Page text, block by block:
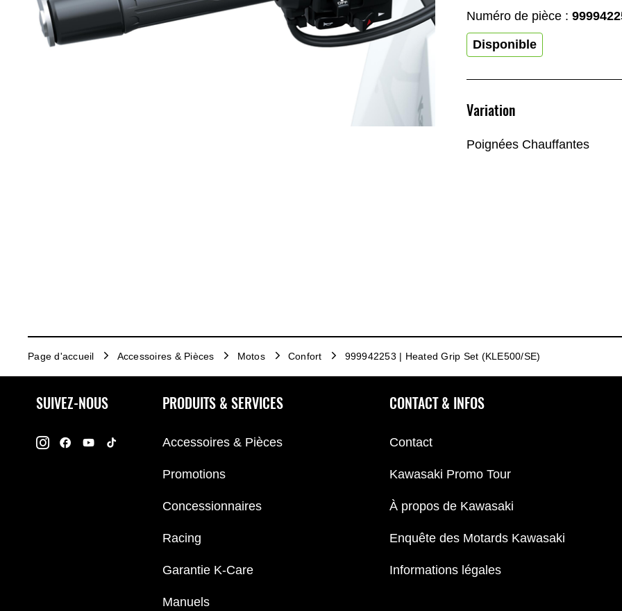
Numéro de pièce :
Disponible
Variation
Poignées Chauffantes
Page d'accueil Accessoires & Pièces Motos Confort 999942253 | Heated Grip Set (KLE500/SE)
SUIVEZ-NOUS PRODUITS & SERVICES
Accessoires & Pièces
Promotions
Concessionnaires
Racing
Garantie K-Care
Manuels
CONTACT & INFOS
Contact
Kawasaki Promo Tour
À propos de Kawasaki
Enquête des Motards Kawasaki
Informations légales